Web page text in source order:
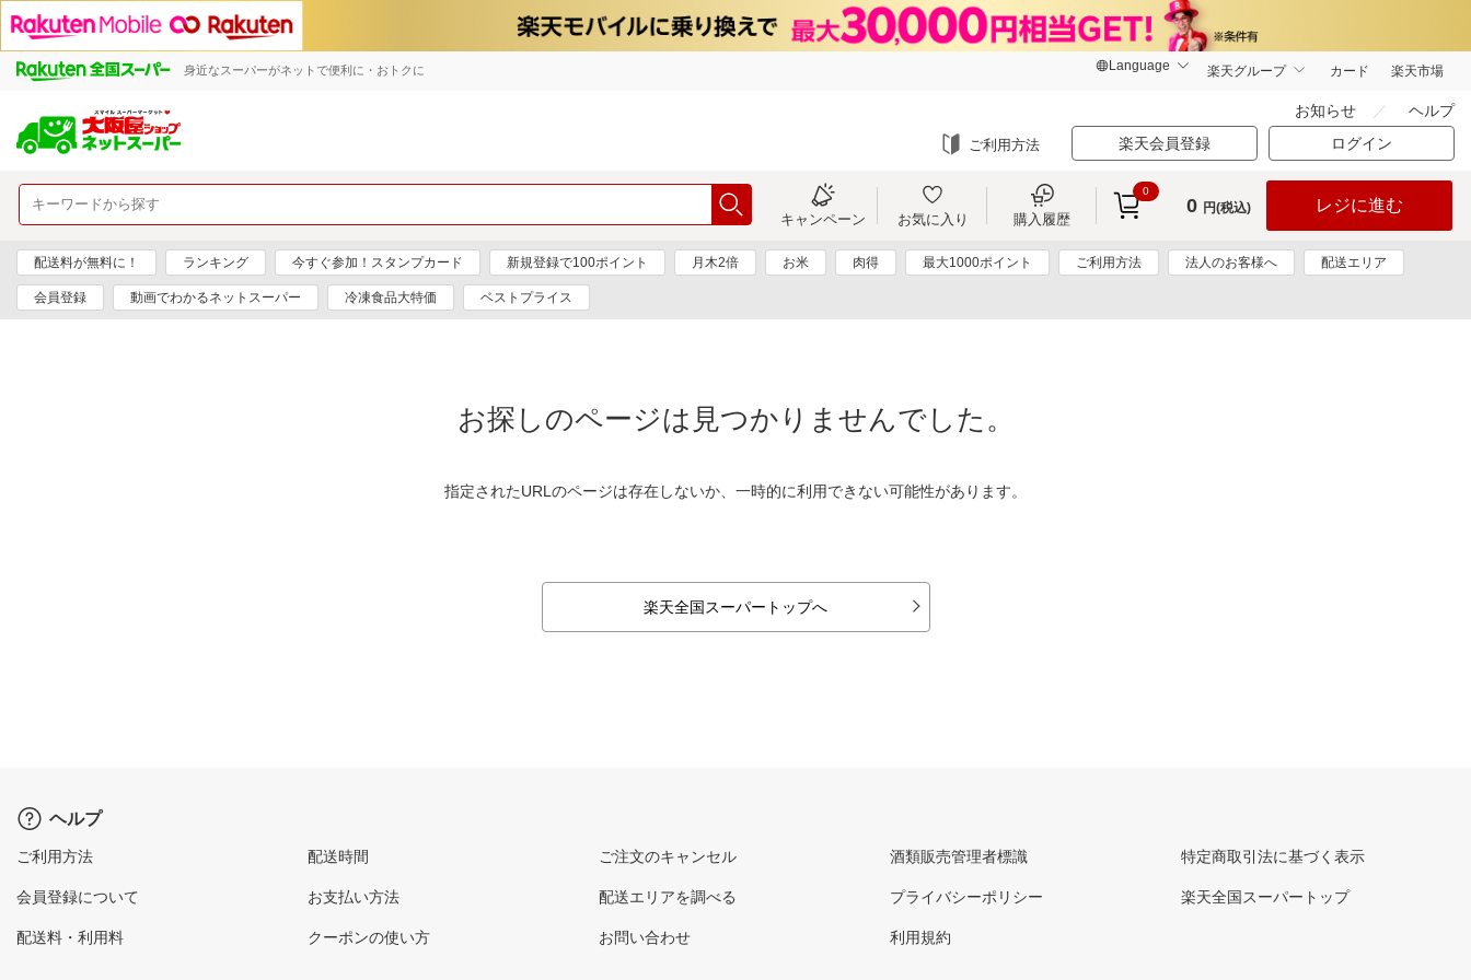
身近なスーパーがネットで便利に・おトクに 楽天グループ カード 楽天市場
お知らせ ヘルプ
ご利用方法 楽天会員登録 ログイン
キャンペーン お気に入り 購入履歴
0
0 円(税込) レジに進む
配送料が無料に！ ランキング 今すぐ参加！スタンプカード 新規登録で100ポイント 月木2倍 お米 肉得 最大1000ポイント ご利用方法 法人のお客様へ 配送エリア
会員登録 動画でわかるネットスーパー 冷凍食品大特価 ベストプライス
お探しのページは見つかりませんでした。
指定されたURLのページは存在しないか、一時的に利用できない可能性があります。
楽天全国スーパートップへ
ヘルプ
ご利用方法
会員登録について
配送料・利用料
配送時間
お支払い方法
クーポンの使い方
ご注文のキャンセル
配送エリアを調べる
お問い合わせ
酒類販売管理者標識
プライバシーポリシー
利用規約
特定商取引法に基づく表示
楽天全国スーパートップ